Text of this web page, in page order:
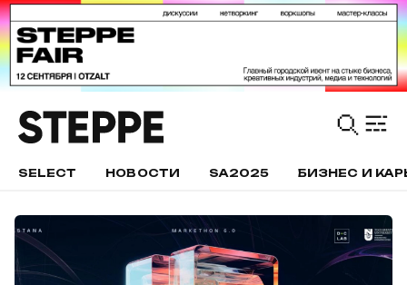
SELECT НОВОСТИ SA2025 БИЗНЕС И